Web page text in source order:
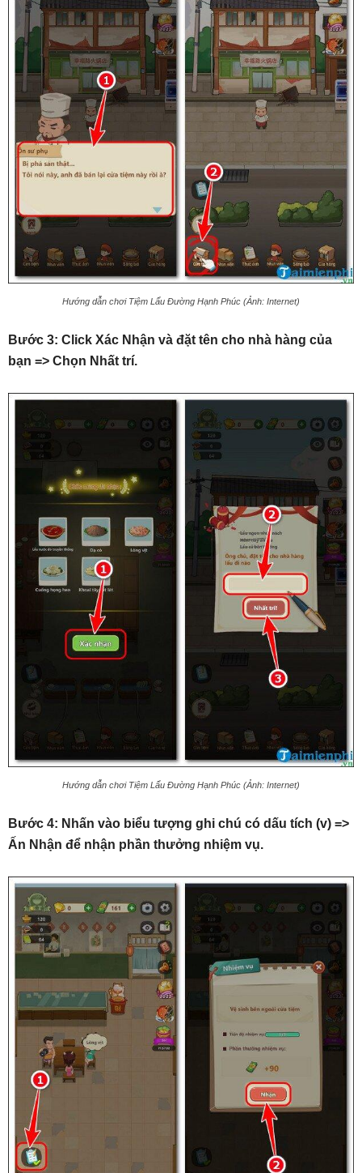
Hướng dẫn chơi Tiệm Lẩu Đường Hạnh Phúc (Ảnh: Internet)
Bước 3: Click Xác Nhận và đặt tên cho nhà hàng của
bạn => Chọn Nhất trí.
Hướng dẫn chơi Tiệm Lẩu Đường Hạnh Phúc (Ảnh: Internet)
Bước 4: Nhấn vào biểu tượng ghi chú có dấu tích (v) =>
Ấn Nhận để nhận phần thưởng nhiệm vụ.